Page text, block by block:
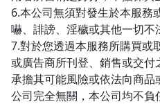
6.本公司無須對發生於本服務
嚇、誹謗、淫穢或其他一切不
7.對於您透過本服務所購買或
或廣告商所刊登、銷售或交
承擔其可能風險或依法向商
公司完全無關，本公司均不負